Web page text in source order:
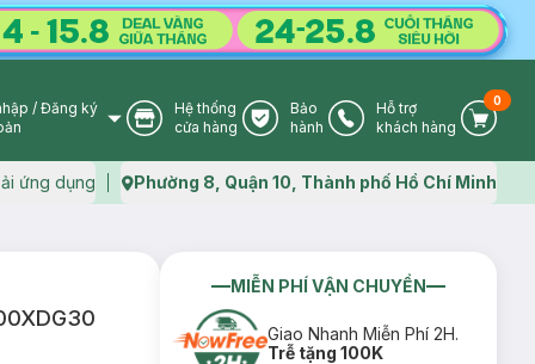
User Icon
/ Đăng ký
Store Icon
Hệ thống
cửa hàng
Warranty Icon
Bảo
hành
Phone Icon
Hỗ trợ
khách hàng
Cart
0
ứng dụng Map icon
Phường 8, Quận 10, Thành phố Hồ Chí Minh
MIỄN PHÍ VẬN CHUYỂN
Giao Nhanh Miễn Phí 2H.
Trễ tặng 100K